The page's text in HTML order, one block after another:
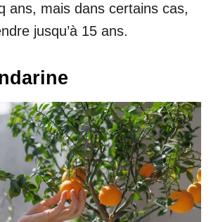
ans, mais dans certains cas,
jusqu’à 15 ans.